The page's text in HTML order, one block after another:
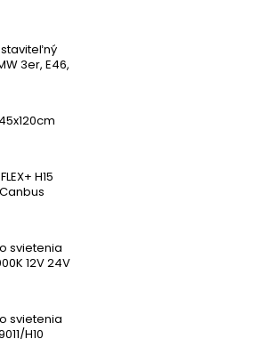
3er, E46,
H15
svietenia
12V 24V
svietenia
H10